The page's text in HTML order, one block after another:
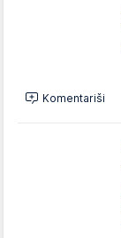
Komentariši